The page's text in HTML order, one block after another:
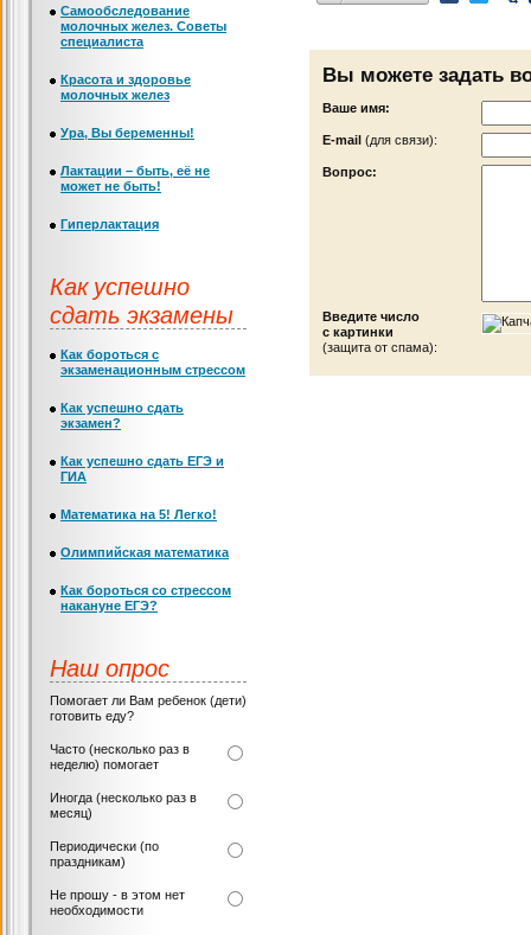
Вы можете задать
Ваше имя:
Е-mail (для связи):
Вопрос:
Введите число
с картинки
(защита от спама):
Самообследование
молочных желез. Советы
специалиста
Красота и здоровье
молочных желез
Ура, Вы беременны!
Лактации – быть, её не
может не быть!
Гиперлактация
Как успешно
сдать экзамены
Как бороться с
экзаменационным стрессом
Как успешно сдать
экзамен?
Как успешно сдать ЕГЭ и
ГИА
Математика на 5! Легко!
Олимпийская математика
Как бороться со стрессом
накануне ЕГЭ?
Наш опрос
Помогает ли Вам ребенок (дети)
готовить еду?
Часто (несколько раз в
неделю) помогает
Иногда (несколько раз в
месяц)
Периодически (по
праздникам)
Не прошу - в этом нет
необходимости